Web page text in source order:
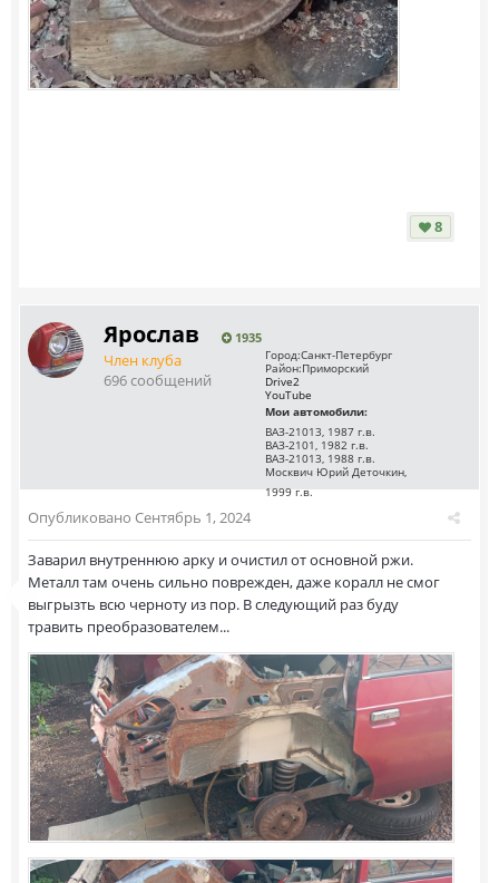
8
Ярослав 1935
Член клуба
696 сообщений
Город:Санкт-Петербург
Район:Приморский
Drive2
YouTube
Мои автомобили:
ВАЗ-21013, 1987 г.в.
ВАЗ-2101, 1982 г.в.
ВАЗ-21013, 1988 г.в.
Москвич Юрий Деточкин,
1999 г.в.
Опубликовано Сентябрь 1, 2024
Заварил внутреннюю арку и очистил от основной ржи.
Металл там очень сильно поврежден, даже коралл не смог
выгрызть всю черноту из пор. В следующий раз буду
травить преобразователем...